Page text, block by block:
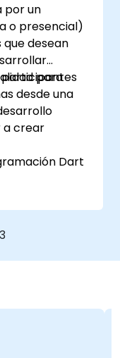
por un
o presencial)
desean
para
desde una
participantes
a crear
Dart
para diseñar
usuario
en
escritorio,